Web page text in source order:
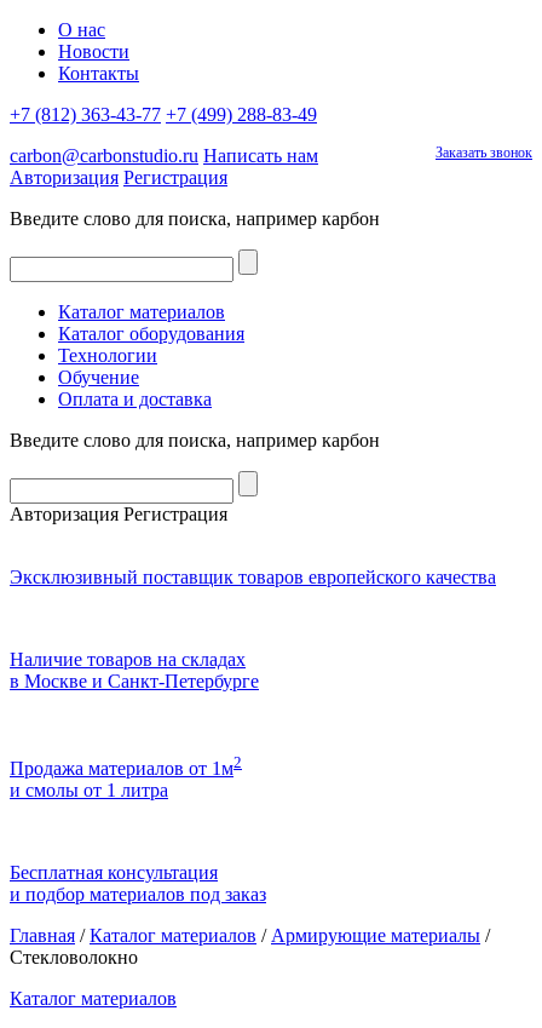
О нас
Новости
Контакты
+7 (812) 363-43-77 +7 (499) 288-83-49
Заказать звонок
carbon@carbonstudio.ru Написать нам
Авторизация Регистрация
Введите слово для поиска, например карбон
Каталог материалов
Каталог оборудования
Технологии
Обучение
Оплата и доставка
Введите слово для поиска, например карбон
Авторизация Регистрация
Эксклюзивный поставщик товаров европейского качества
Наличие товаров на складах
в Москве и Санкт-Петербурге
Продажа материалов от 1м2
и смолы от 1 литра
Бесплатная консультация
и подбор материалов под заказ
Главная / Каталог материалов / Армирующие материалы /
Стекловолокно
Каталог материалов